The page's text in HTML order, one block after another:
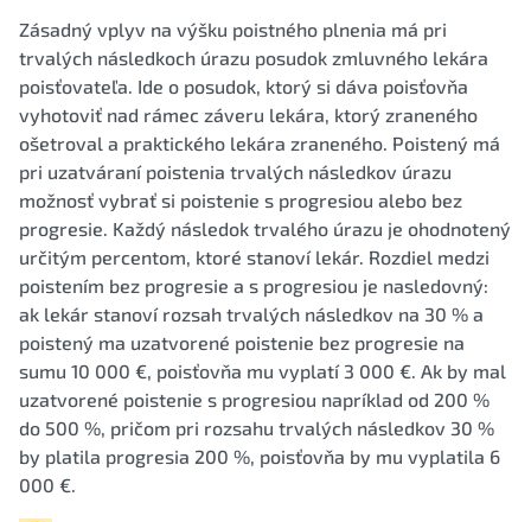
Zásadný vplyv na výšku poistného plnenia má pri
trvalých následkoch úrazu posudok zmluvného lekára
poisťovateľa. Ide o posudok, ktorý si dáva poisťovňa
vyhotoviť nad rámec záveru lekára, ktorý zraneného
ošetroval a praktického lekára zraneného. Poistený má
pri uzatváraní poistenia trvalých následkov úrazu
možnosť vybrať si poistenie s progresiou alebo bez
progresie. Každý následok trvalého úrazu je ohodnotený
určitým percentom, ktoré stanoví lekár. Rozdiel medzi
poistením bez progresie a s progresiou je nasledovný:
ak lekár stanoví rozsah trvalých následkov na 30 % a
poistený ma uzatvorené poistenie bez progresie na
sumu 10 000 €, poisťovňa mu vyplatí 3 000 €. Ak by mal
uzatvorené poistenie s progresiou napríklad od 200 %
do 500 %, pričom pri rozsahu trvalých následkov 30 %
by platila progresia 200 %, poisťovňa by mu vyplatila 6
000 €.